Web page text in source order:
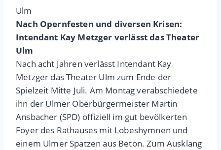
Ulm
Nach Opernfesten und diversen Krisen:
Intendant Kay Metzger verlässt das Theater
Ulm
Nach acht Jahren verlässt Intendant Kay
Metzger das Theater Ulm zum Ende der
Spielzeit Mitte Juli. Am Montag verabschiedete
ihn der Ulmer Oberbürgermeister Martin
Ansbacher (SPD) offiziell im gut bevölkerten
Foyer des Rathauses mit Lobeshymnen und
einem Ulmer Spatzen aus Beton. Zum Ausklang